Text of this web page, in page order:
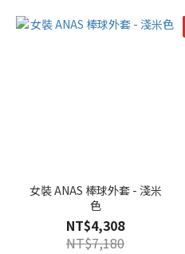
女裝 ANAS 棒球外套 - 淺米
色
NT$4,308
NT$7,180